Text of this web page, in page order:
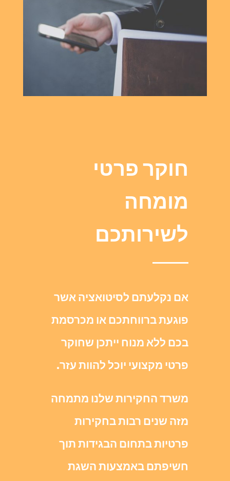
חוקר פרטי
מומחה
לשירותכם
אם נקלעתם לסיטואציה אשר
פוגעת ברווחתכם או מכרסמת
בכם ללא מנוח ייתכן שחוקר
פרטי מקצועי יוכל להוות עזר.
משרד החקירות שלנו מתמחה
מזה שנים רבות בחקירות
פרטיות בתחום הבגידות תוך
חשיפתם באמצעות השגת